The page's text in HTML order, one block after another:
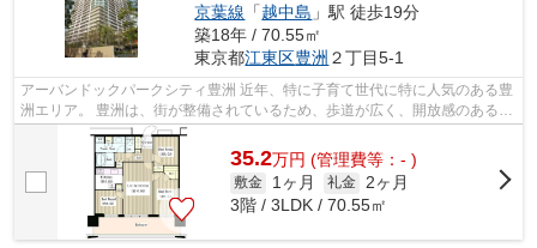
京葉線 「越中島 」駅 徒歩19分
築18年 / 70.55㎡
東京都江東区豊洲 ２丁目5-1
アーバンドックパークシティ豊洲 近年、特に子育て世代に特に人気のある豊
洲エリア。 豊洲は、街が整備されているため、歩道が広く、開放感のある街
並みが魅力です。 スーパーや飲...
35.2万円 (管理費等：- )
敷金 1ヶ月 礼金
2ヶ月
3階 / 3LDK / 70.55㎡